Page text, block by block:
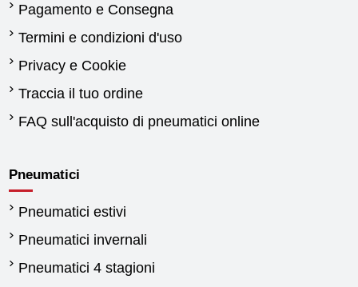
Pagamento e Consegna
Termini e condizioni d'uso
Privacy e Cookie
Traccia il tuo ordine
FAQ sull'acquisto di pneumatici online
Pneumatici
Pneumatici estivi
Pneumatici invernali
Pneumatici 4 stagioni